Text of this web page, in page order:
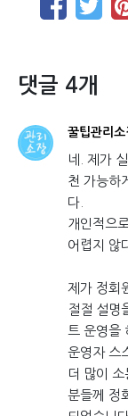
댓글 4개
꿀팁관리소
네. 제가
천 가능하
다.
개인적으
어렵지 않
제가 정회
절절 설명
트 운영을
운영자 스
더 많이
분들께 정